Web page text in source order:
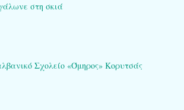
στη σκιά
Σχολείο «Όμηρος» Κορυτσάς